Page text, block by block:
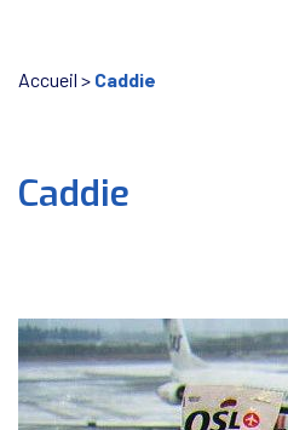
Accueil > Caddie
Caddie